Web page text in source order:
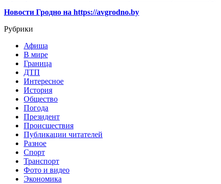
Новости Гродно на https://avgrodno.by
Рубрики
Афиша
В мире
Граница
ДТП
Интересное
История
Общество
Погода
Президент
Происшествия
Публикации читателей
Разное
Спорт
Транспорт
Фото и видео
Экономика